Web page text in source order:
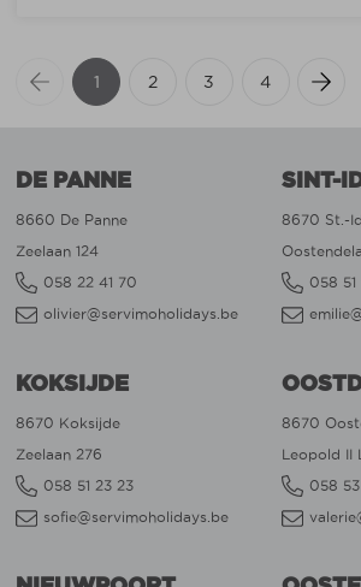
1 2 3 4
DE PANNE
8660 De Panne
Zeelaan 124
058 22 41 70
olivier@servimoholidays.be
SINT-
8670 St.-
058
KOKSIJDE
8670 Koksijde
Zeelaan 276
058 51 23 23
sofie@servimoholidays.be
8670
Leopold II
058